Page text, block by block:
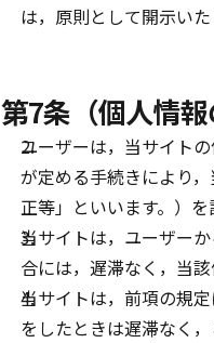
は，原則として開示いた
第7条（個人情報
ユーザーは，当サイト
が定める手続きにより
正等」といいます。）を
当サイトは，ユーザー
合には，遅滞なく，当
当サイトは，前項の規
をしたときは遅滞なく